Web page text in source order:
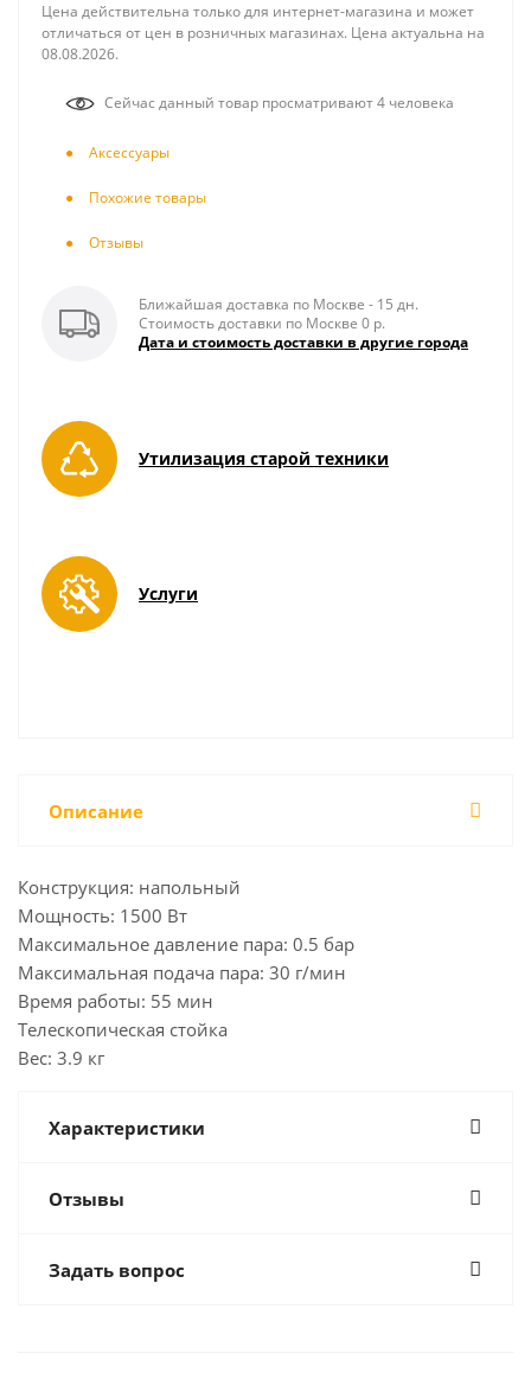
Цена действительна только для интернет-магазина и может
отличаться от цен в розничных магазинах. Цена актуальна на
08.08.2026.
Сейчас данный товар просматривают 4 человека
Аксесcуары
Похожие товары
Отзывы
Ближайшая доставка по Москве - 15 дн.
Стоимость доставки по Москве 0 р.
Дата и стоимость доставки в другие города
Утилизация старой техники
Услуги
Описание
Конструкция: напольный
Мощность: 1500 Вт
Максимальное давление пара: 0.5 бар
Максимальная подача пара: 30 г/мин
Время работы: 55 мин
Телескопическая стойка
Вес: 3.9 кг
Характеристики
Отзывы
Задать вопрос